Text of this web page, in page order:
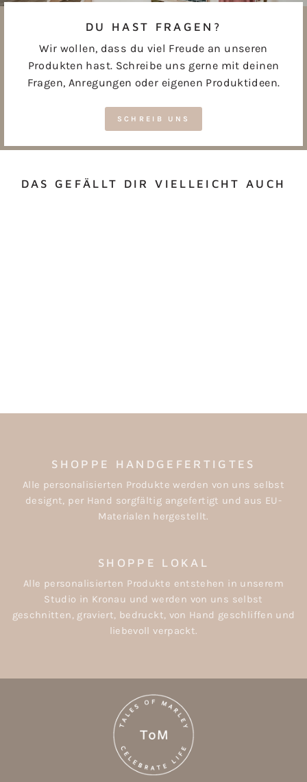
DU HAST FRAGEN?
Wir wollen, dass du viel Freude an unseren
Produkten hast. Schreibe uns gerne mit deinen
Fragen, Anregungen oder eigenen Produktideen.
SCHREIB UNS
DAS GEFÄLLT DIR VIELLEICHT AUCH
SHOPPE HANDGEFERTIGTES
Alle personalisierten Produkte werden von uns selbst
designt, per Hand sorgfältig angefertigt und aus EU-
Materialen hergestellt.
SHOPPE LOKAL
Alle personalisierten Produkte entstehen in unserem
Studio in Kronau und werden von uns selbst
geschnitten, graviert, bedruckt, von Hand geschliffen und
liebevoll verpackt.